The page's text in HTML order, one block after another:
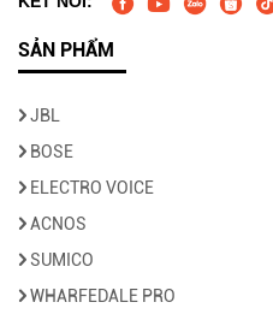
SẢN PHẨM
JBL
BOSE
ELECTRO VOICE
ACNOS
SUMICO
WHARFEDALE PRO